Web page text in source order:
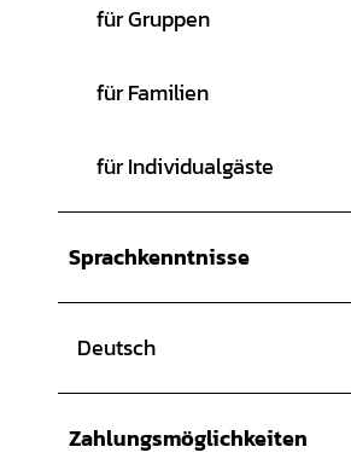
für Gruppen
für Familien
für Individualgäste
Sprachkenntnisse
Deutsch
Zahlungsmöglichkeiten